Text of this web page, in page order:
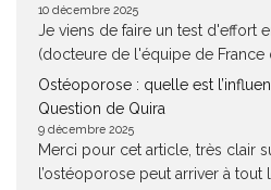
10 décembre 2025
Je viens de faire un test d'effort
(docteure de l'équipe de France
Ostéoporose : quelle est
Question de Quira
9 décembre 2025
Merci pour cet article, très clair
l’ostéoporose peut arriver à tout